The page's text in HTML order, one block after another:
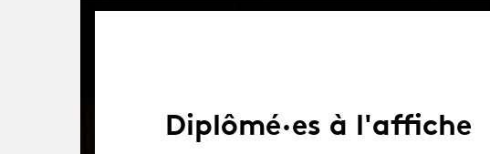
Diplômé·es à l'affiche